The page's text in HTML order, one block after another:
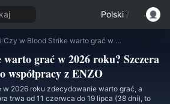
Polski /
/ Czy w Blood Strike warto grać w 2026 roku? Szczera opinia o współpracy z ENZO
grać w 2026 roku? Szczera
współpracy z ENZO
2026 roku zdecydowanie warto grać, a
trwa od 11 czerwca do 19 lipca (38 dni), to